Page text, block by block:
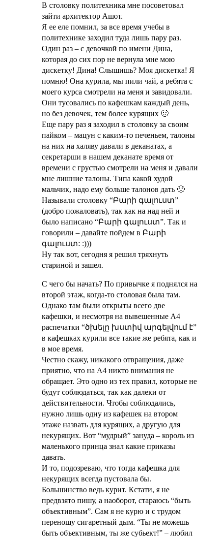
В столовку политехника мне посоветовал
зайти архитектор Ашот.
Я ее еле помнил, за все время учебы в
политехнике заходил туда лишь пару раз.
Один раз – с девочкой по имени Дина,
которая до сих пор не вернула мне мою
дискетку! Дина! Слышишь? Моя дискетка! Я
помню! Она курила, мы пили чай, а ребята с
моего курса смотрели на меня и завидовали.
Они тусовались по кафешкам каждый день,
но без девочек, тем более курящих 🙂
Еще пару раз я заходил в столовку за своим
пайком – мацун с каким-то печеньем, талоны
на них на халяву давали в деканатах, а
секретарши в нашем деканате время от
времени с грустью смотрели на меня и давали
мне лишние талоны. Типа какой худой
мальчик, надо ему больше талонов дать 🙂
Называли столовку “Բարի գալուստ”
(добро пожаловать), так как на над ней и
было написано “Բարի գալուստ”. Так и
говорили – давайте пойдем в Բարի
գալուստ: :)))
Ну так вот, сегодня я решил тряхнуть
стариной и зашел.
С чего бы начать? По привычке я поднялся на
второй этаж, когда-то столовая была там.
Однако там были открыты всего две
кафешки, и несмотря на вывешенные А4
распечатки “ծխելը խստիվ արգելվում է”
в кафешках курили все такие же ребята, как и
в мое время.
Честно скажу, никакого отвращения, даже
приятно, что на А4 никто внимания не
обращает. Это одно из тех правил, которые не
будут соблюдаться, так как далеки от
действительности. Чтобы соблюдались,
нужно лишь одну из кафешек на втором
этаже назвать для курящих, а другую для
некурящих. Вот “мудрый” зануда – король из
маленького принца знал какие приказы
давать.
И то, подозреваю, что тогда кафешка для
некурящих всегда пустовала бы.
Большинство ведь курит. Кстати, я не
предвзято пишу, а наоборот, стараюсь “быть
объективным”. Сам я не курю и с трудом
переношу сигаретный дым. “Ты не можешь
быть объективным, ты же субьект!” – любил